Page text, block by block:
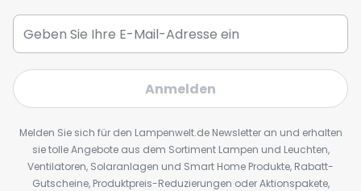
Anmelden
Melden Sie sich für den Lampenwelt.de Newsletter an und erhalten
sie tolle Angebote aus dem Sortiment Lampen und Leuchten,
Ventilatoren, Solaranlagen und Smart Home Produkte, Rabatt-
Gutscheine, Produktpreis-Reduzierungen oder Aktionspakete,